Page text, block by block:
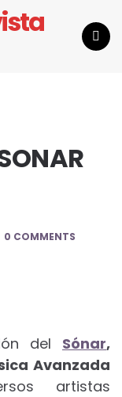
0 COMMENTS
del Sónar,
Avanzada
artistas